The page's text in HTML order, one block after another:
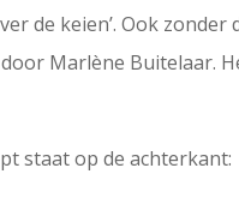
de keien’. Ook
Marlène Buitelaar.
staat op de achterkant: